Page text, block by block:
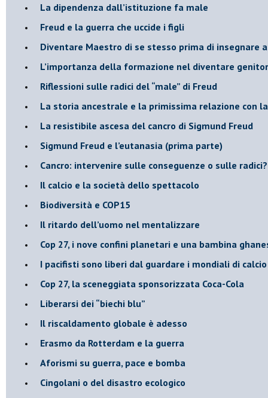
La dipendenza dall’istituzione fa male
​Freud e la guerra che uccide i figli
​Diventare Maestro di se stesso prima di insegnare
L’importanza della formazione nel diventare
Riflessioni sulle radici del “male” di Freud
​La storia ancestrale e la primissima relazione con
​La resistibile ascesa del cancro di Sigmund Freud
Sigmund Freud e l’eutanasia (prima parte)
Cancro: intervenire sulle conseguenze o sulle radici?
​Il calcio e la società dello spettacolo
Biodiversità e COP15
​Il ritardo dell’uomo nel mentalizzare
​Cop 27, i nove confini planetari e una bambina
​I pacifisti sono liberi dal guardare i mondiali di
​Cop 27, la sceneggiata sponsorizzata Coca-Cola
​Liberarsi dei “biechi blu”
Il riscaldamento globale è adesso
​Erasmo da Rotterdam e la guerra
​Aforismi su guerra, pace e bomba
Cingolani o del disastro ecologico